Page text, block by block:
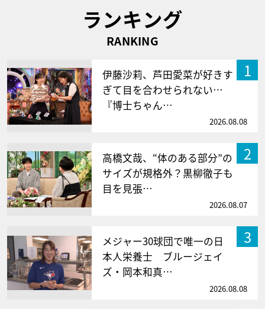
ランキング
RANKING
1
伊藤沙莉、芦田愛菜が好きす
ぎて目を合わせられない…
『博士ちゃん…
2026.08.08
2
高橋文哉、“体のある部分”の
サイズが規格外？黒柳徹子も
目を見張…
2026.08.07
3
メジャー30球団で唯一の日
本人栄養士 ブルージェイ
ズ・岡本和真…
2026.08.08